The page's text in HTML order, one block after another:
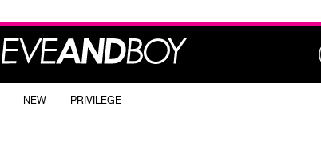
NEW PRIVILEGE